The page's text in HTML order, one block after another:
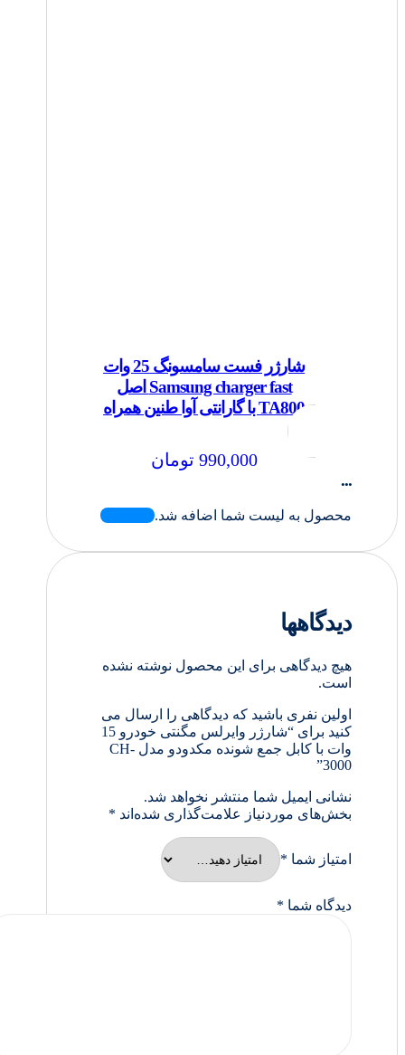
شارژر فست سامسونگ 25 وات
Samsung charger fast اصل
TA800 با گارانتی آوا طنین همراه
990,000 تومان
...
محصول به لیست شما اضافه شد.
دیدگاهها
هیچ دیدگاهی برای این محصول نوشته نشده
است.
اولین نفری باشید که دیدگاهی را ارسال می
کنید برای “شارژر وایرلس مگنتی خودرو 15
وات با کابل جمع شونده مکدودو مدل CH-
3000”
نشانی ایمیل شما منتشر نخواهد شد.
بخش‌های موردنیاز علامت‌گذاری شده‌اند *
امتیاز شما *
دیدگاه شما *